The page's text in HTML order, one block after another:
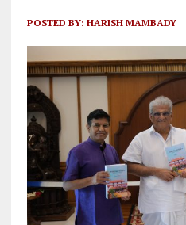
POSTED BY: HARISH MAMBADY